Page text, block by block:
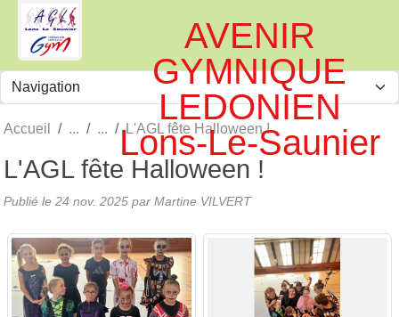
AVENIR
GYMNIQUE
LEDONIEN
Lons-Le-Saunier
Accueil L'AGL fête Halloween !
L'AGL fête Halloween !
Publié le 24 nov. 2025 par Martine VILVERT
Panneau de gestion des cookies